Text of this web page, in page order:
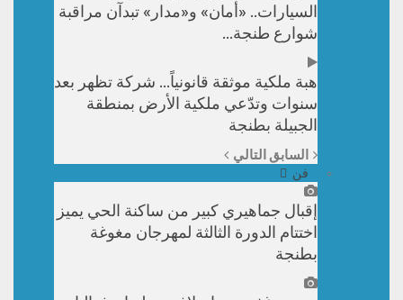
السيارات.. «أمان» و«مدار» تبدآن مراقبة
شوارع طنجة…
هبة ملكية موثقة قانونياً… شركة تظهر بعد
سنوات وتدّعي ملكية الأرض بمنطقة
الجبيلة بطنجة
السابق التالي
فن
إقبال جماهيري كبير من ساكنة الحي يميز
اختتام الدورة الثالثة لمهرجان مغوغة
بطنجة